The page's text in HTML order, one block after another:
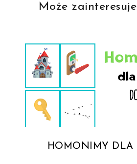
Może
HOMONIMY DLA